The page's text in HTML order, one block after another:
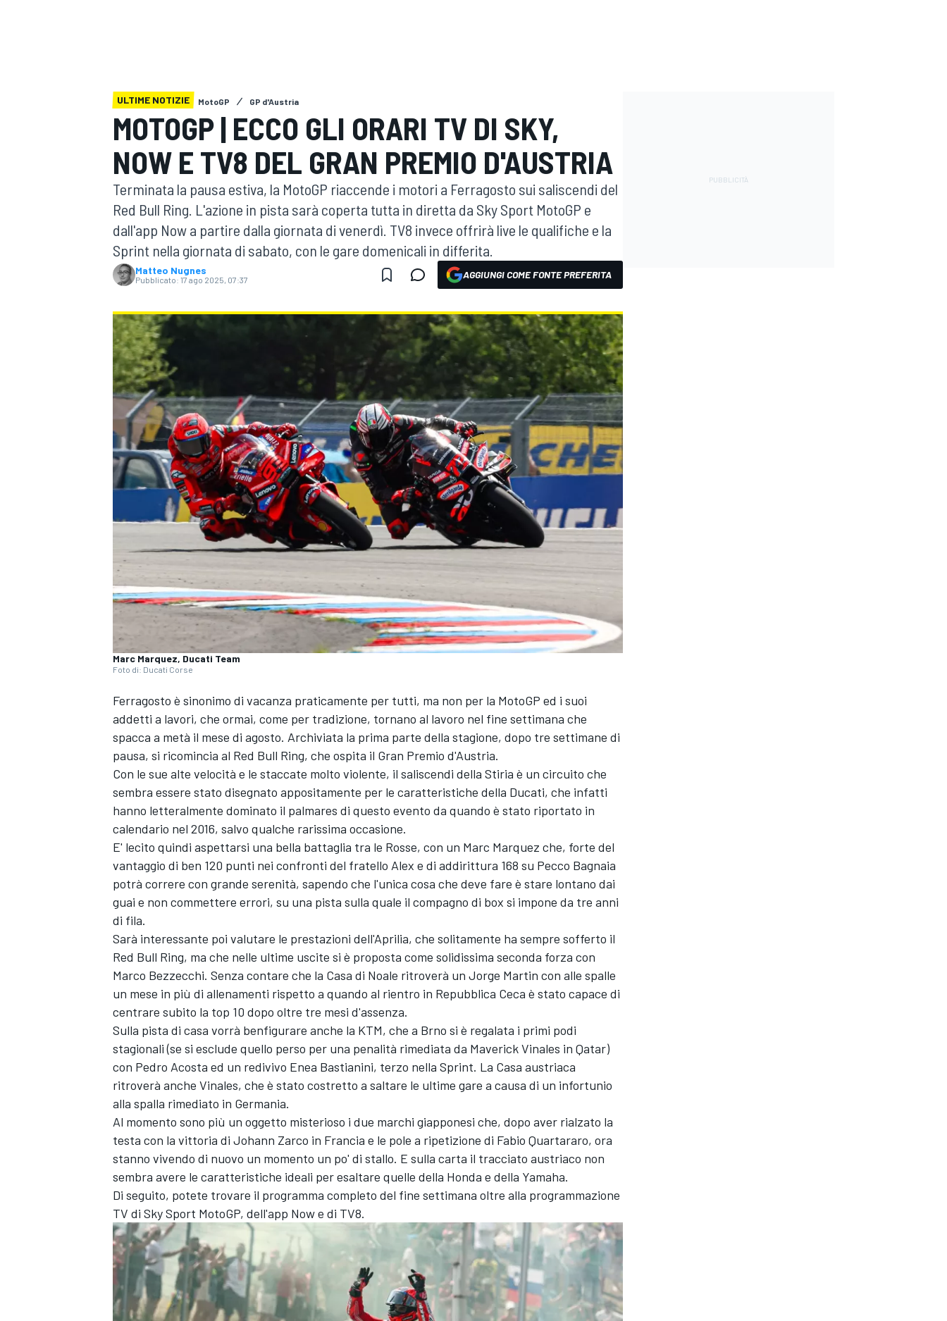
WRC
MONOPOSTO
ENDURANCE/GT
ULTIME NOTIZIE MotoGP GP d'Austria
MOTOGP | ECCO GLI ORARI TV DI SKY,
NOW E TV8 DEL GRAN PREMIO D'AUSTRIA
Terminata la pausa estiva, la MotoGP riaccende i motori a Ferragosto sui saliscendi del
Red Bull Ring. L'azione in pista sarà coperta tutta in diretta da Sky Sport MotoGP e
dall'app Now a partire dalla giornata di venerdì. TV8 invece offrirà live le qualifiche e la
Sprint nella giornata di sabato, con le gare domenicali in differita.
Matteo Nugnes
Pubblicato: 17 ago 2025, 07:37 AGGIUNGI COME FONTE PREFERITA
Marc Marquez, Ducati Team
Foto di: Ducati Corse
Ferragosto è sinonimo di vacanza praticamente per tutti, ma non per la MotoGP ed i suoi
addetti a lavori, che ormai, come per tradizione, tornano al lavoro nel fine settimana che
spacca a metà il mese di agosto. Archiviata la prima parte della stagione, dopo tre settimane di
pausa, si ricomincia al Red Bull Ring, che ospita il Gran Premio d'Austria.
Con le sue alte velocità e le staccate molto violente, il saliscendi della Stiria è un circuito che
sembra essere stato disegnato appositamente per le caratteristiche della Ducati, che infatti
hanno letteralmente dominato il palmares di questo evento da quando è stato riportato in
calendario nel 2016, salvo qualche rarissima occasione.
E' lecito quindi aspettarsi una bella battaglia tra le Rosse, con un Marc Marquez che, forte del
vantaggio di ben 120 punti nei confronti del fratello Alex e di addirittura 168 su Pecco Bagnaia
potrà correre con grande serenità, sapendo che l'unica cosa che deve fare è stare lontano dai
guai e non commettere errori, su una pista sulla quale il compagno di box si impone da tre anni
di fila.
Sarà interessante poi valutare le prestazioni dell'Aprilia, che solitamente ha sempre sofferto il
Red Bull Ring, ma che nelle ultime uscite si è proposta come solidissima seconda forza con
Marco Bezzecchi. Senza contare che la Casa di Noale ritroverà un Jorge Martin con alle spalle
un mese in più di allenamenti rispetto a quando al rientro in Repubblica Ceca è stato capace di
centrare subito la top 10 dopo oltre tre mesi d'assenza.
Sulla pista di casa vorrà benfigurare anche la KTM, che a Brno si è regalata i primi podi
stagionali (se si esclude quello perso per una penalità rimediata da Maverick Vinales in Qatar)
con Pedro Acosta ed un redivivo Enea Bastianini, terzo nella Sprint. La Casa austriaca
ritroverà anche Vinales, che è stato costretto a saltare le ultime gare a causa di un infortunio
alla spalla rimediato in Germania.
Al momento sono più un oggetto misterioso i due marchi giapponesi che, dopo aver rialzato la
testa con la vittoria di Johann Zarco in Francia e le pole a ripetizione di Fabio Quartararo, ora
stanno vivendo di nuovo un momento un po' di stallo. E sulla carta il tracciato austriaco non
sembra avere le caratteristiche ideali per esaltare quelle della Honda e della Yamaha.
Di seguito, potete trovare il programma completo del fine settimana oltre alla programmazione
TV di Sky Sport MotoGP, dell'app Now e di TV8.